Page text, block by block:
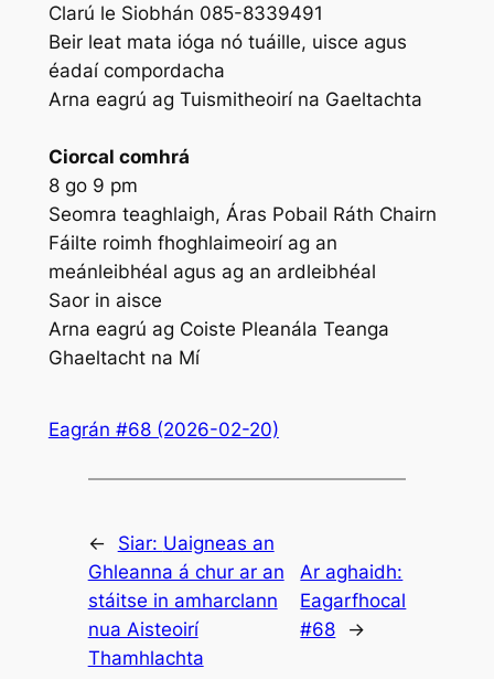
Clarú le Siobhán 085-8339491
Beir leat mata ióga nó tuáille, uisce agus
éadaí compordacha
Arna eagrú ag Tuismitheoirí na Gaeltachta
Ciorcal comhrá
8 go 9 pm
Seomra teaghlaigh, Áras Pobail Ráth Chairn
Fáilte roimh fhoghlaimeoirí ag an
meánleibhéal agus ag an ardleibhéal
Saor in aisce
Arna eagrú ag Coiste Pleanála Teanga
Ghaeltacht na Mí
Eagrán #68 (2026-02-20)
← Siar: Uaigneas an
Ghleanna á chur ar an
stáitse in amharclann
nua Aisteoirí
Thamhlachta
Ar aghaidh:
Eagarfhocal
#68
→